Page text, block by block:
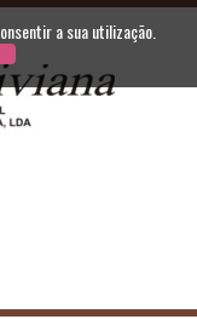
a sua utilização.